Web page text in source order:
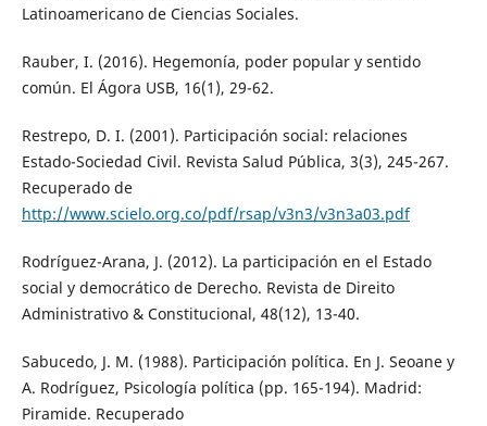
Latinoamericano de Ciencias Sociales.
Rauber, I. (2016). Hegemonía, poder popular y sentido
común. El Ágora USB, 16(1), 29-62.
Restrepo, D. I. (2001). Participación social: relaciones
Estado-Sociedad Civil. Revista Salud Pública, 3(3), 245-267.
Recuperado de
http://www.scielo.org.co/pdf/rsap/v3n3/v3n3a03.pdf
Rodríguez-Arana, J. (2012). La participación en el Estado
social y democrático de Derecho. Revista de Direito
Administrativo & Constitucional, 48(12), 13-40.
Sabucedo, J. M. (1988). Participación política. En J. Seoane y
A. Rodríguez, Psicología política (pp. 165-194). Madrid:
Piramide. Recuperado